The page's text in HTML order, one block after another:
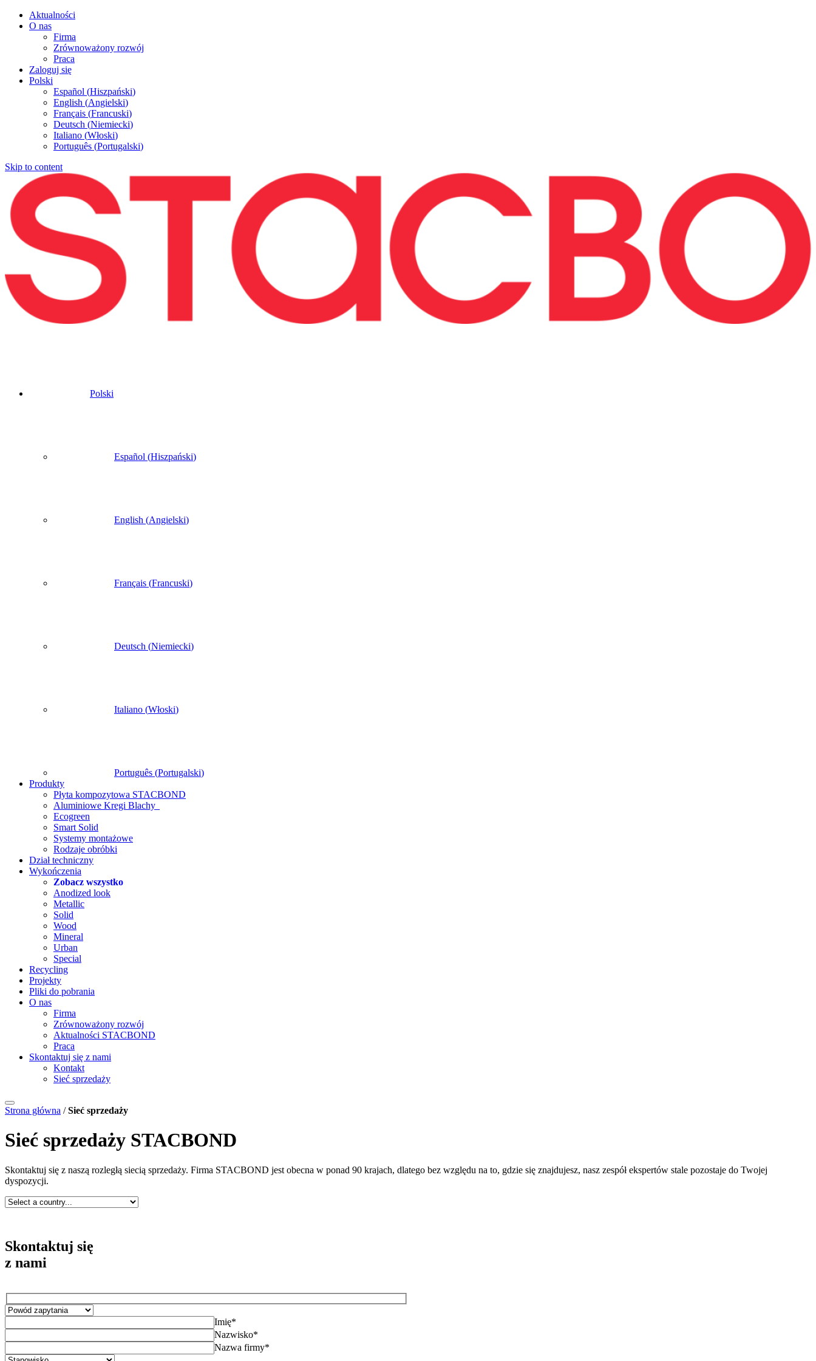
Aktualności
O nas
Firma
Zrównoważony rozwój
Praca
Zaloguj się
Polski
Español (Hiszpański)
English (Angielski)
Français (Francuski)
Deutsch (Niemiecki)
Italiano (Włoski)
Português (Portugalski)
Skip to content
Polski
Español (Hiszpański)
English (Angielski)
Français (Francuski)
Deutsch (Niemiecki)
Italiano (Włoski)
Português (Portugalski)
Produkty
Płyta kompozytowa STACBOND
Aluminiowe Kregi Blachy
Ecogreen
Smart Solid
Systemy montażowe
Rodzaje obróbki
Dział techniczny
Wykończenia
Zobacz wszystko
Anodized look
Metallic
Solid
Wood
Mineral
Urban
Special
Recycling
Projekty
Pliki do pobrania
O nas
Firma
Zrównoważony rozwój
Aktualności STACBOND
Praca
Skontaktuj się z nami
Kontakt
Sieć sprzedaży
Strona główna /Sieć sprzedaży
Sieć sprzedaży STACBOND
Skontaktuj się z naszą rozległą siecią sprzedaży. Firma STACBOND jest obecna w ponad 90 krajach, dlatego bez względu na to, gdzie się znajdujesz, nasz zespół ekspertów stale pozostaje do Twojej
dyspozycji.
Skontaktuj się
z nami
Imię*
Nazwisko*
Nazwa firmy*